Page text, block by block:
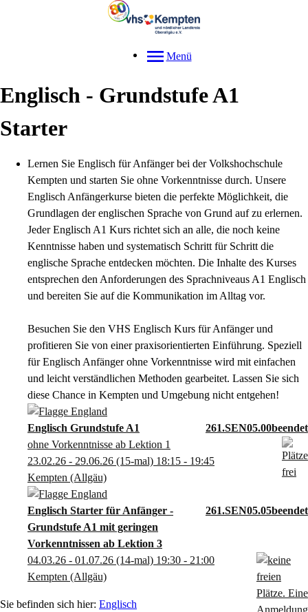
Menü
Englisch - Grundstufe A1
Starter
Lernen Sie Englisch für Anfänger bei der Volkshochschule
Kempten und starten Sie ohne Vorkenntnisse durch. Unsere
Englisch Anfängerkurse bieten die perfekte Möglichkeit, die
Grundlagen der englischen Sprache von Grund auf zu erlernen.
Jeder Englisch A1 Kurs richtet sich an alle, die noch keine
Kenntnisse haben und systematisch Schritt für Schritt die
englische Sprache entdecken möchten. Die Inhalte des Kurses
entsprechen den Anforderungen des Sprachniveaus A1 Englisch
und bereiten Sie auf die Kommunikation im Alltag vor.
Besuchen Sie den VHS Englisch Kurs für Anfänger und
profitieren Sie von einer praxisorientierten Einführung. Speziell
für Englisch Anfänger ohne Vorkenntnisse wird mit einfachen
und leicht verständlichen Methoden gearbeitet. Lassen Sie sich
diese Chance in Kempten und Umgebung nicht entgehen!
Englisch Grundstufe A1
261.SEN05.00
ohne Vorkenntnisse ab Lektion 1
23.02.26 - 29.06.26 (15-mal) 18:15 - 19:45
Kempten (Allgäu)
Englisch Starter für Anfänger -
Grundstufe A1 mit geringen
Vorkenntnissen ab Lektion 3
261.SEN05.05
04.03.26 - 01.07.26 (14-mal) 19:30 - 21:00
Kempten (Allgäu)
Englisch